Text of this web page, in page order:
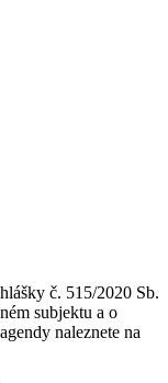
č. 515/2020 Sb.
subjektu a o
naleznete na